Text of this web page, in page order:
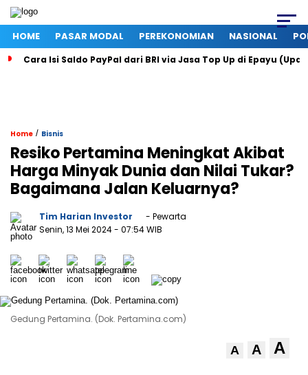
HOME PASAR MODAL PEREKONOMIAN NASIONAL
Cara Isi Saldo PayPal dari BRI via Jasa Top Up di Epayu
Home / Bisnis
Resiko Pertamina Meningkat Akibat
Harga Minyak Dunia dan Nilai Tukar?
Bagaimana Jalan Keluarnya?
Tim Harian Investor
- Pewarta
Senin, 13 Mei 2024- 07:54 WIB
Gedung Pertamina. (Dok. Pertamina.com)
A A A